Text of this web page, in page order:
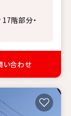
階部分・
い合わせ